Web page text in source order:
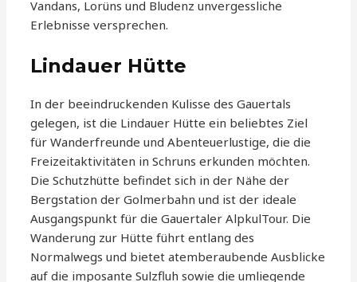
Vandans, Lorüns und Bludenz unvergessliche
Erlebnisse versprechen.
Lindauer Hütte
In der beeindruckenden Kulisse des Gauertals
gelegen, ist die Lindauer Hütte ein beliebtes Ziel
für Wanderfreunde und Abenteuerlustige, die die
Freizeitaktivitäten in Schruns erkunden möchten.
Die Schutzhütte befindet sich in der Nähe der
Bergstation der Golmerbahn und ist der ideale
Ausgangspunkt für die Gauertaler AlpkulTour. Die
Wanderung zur Hütte führt entlang des
Normalwegs und bietet atemberaubende Ausblicke
auf die imposante Sulzfluh sowie die umliegende